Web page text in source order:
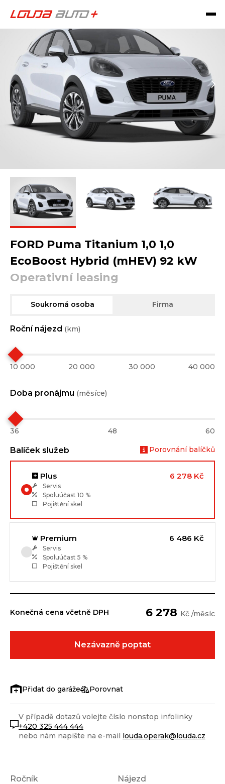
Ročník Nájezd
FORD Puma Titanium 1,0 1,0
EcoBoost Hybrid (mHEV) 92 kW
Operativní leasing
Soukromá osoba Firma
Roční nájezd (km)
10 000 20 000 30 000 40 000
Doba pronájmu (měsíce)
36 48 60
Balíček služeb Porovnání balíčků
Plus 6 278 Kč
Servis
Spoluúčast 10 %
Pojištění skel
Premium 6 486 Kč
Servis
Spoluúčast 5 %
Pojištění skel
Konečná cena včetně DPH 6 278 Kč /měsíc
Nezávazně poptat
Porovnat
V případě dotazů volejte číslo nonstop infolinky
+420 325 444 444
nebo nám napište na e-mail louda.operak@louda.cz